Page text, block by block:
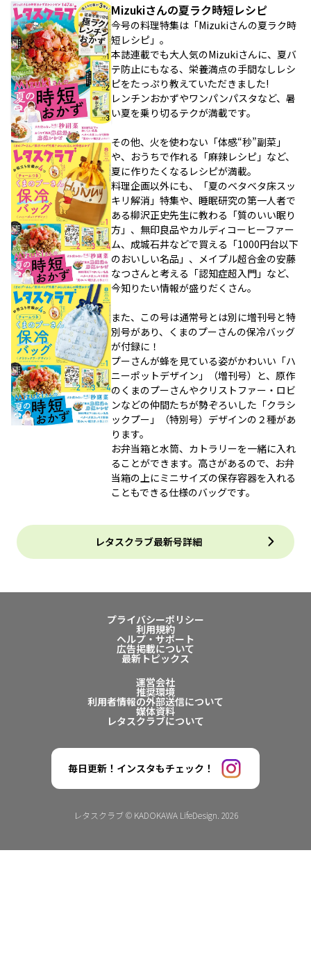
Mizukiさんの夏ラク時短レシピ
今号の料理特集は「Mizukiさんの夏ラク時
短レシピ」。
本誌連載でも大人気のMizukiさんに、夏バ
テ防止にもなる、栄養満点の手間なしレシ
ピをたっぷり教えていただきました!
レンチンおかずやワンパンパスタなど、暑
い夏を乗り切るテクが満載です。
その他、火を使わない「体感“秒”副菜」
や、おうちで作れる「麻辣レシピ」など、
夏に作りたくなるレシピが満載。
料理企画以外にも、「夏のベタベタ床スッ
キリ解消」特集や、睡眠研究の第一人者で
ある柳沢正史先生に教わる「質のいい眠り
方」、無印良品やカルディコーヒーファー
ム、成城石井などで買える「1000円台以下
のおいしい名品」、メイプル超合金の安藤
なつさんと考える「認知症超入門」など、
今知りたい情報が盛りだくさん。
また、この号は通常号とは別に増刊号と特
別号があり、くまのプーさんの保冷バッグ
が付録に！
プーさんが蜂を見ている姿がかわいい「ハ
ニーポットデザイン」（増刊号）と、原作
のくまのプーさんやクリストファー・ロビ
ンなどの仲間たちが勢ぞろいした「クラシ
ックプー」（特別号）デザインの２種があ
ります。
お弁当箱と水筒、カトラリーを一緒に入れ
ることができます。高さがあるので、お弁
当箱の上にミニサイズの保存容器を入れる
こともできる仕様のバッグです。
レタスクラブ最新号詳細
プライバシーポリシー
利用規約
ヘルプ・サポート
広告掲載について
最新トピックス
運営会社
推奨環境
利用者情報の外部送信について
媒体資料
レタスクラブについて
毎日更新！インスタもチェック！
レタスクラブ © KADOKAWA LifeDesign. 2026